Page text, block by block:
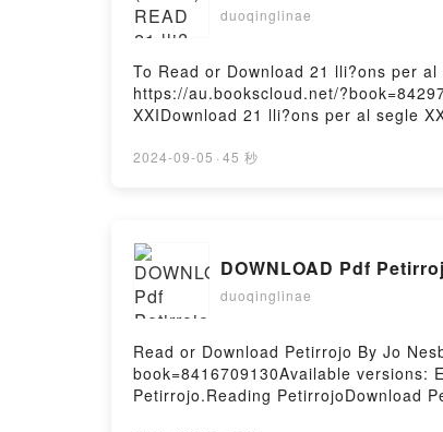
duoqinglinae
To Read or Download 21 lli?ons per
https://au.bookscloud.net/
XXIDownload 21 lli?ons per al segle
2024-09-05 · 45 秒
DOWNLOAD Pdf
duoqinglinae
Read or Download Petirrojo By Jo
book=8416709130Available versions:
Petirrojo.Reading PetirrojoDownload